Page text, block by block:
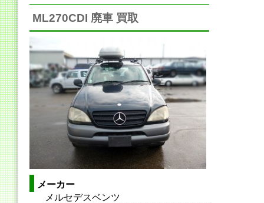
ML270CDI 廃車 買取
メーカー
メルセデスベンツ